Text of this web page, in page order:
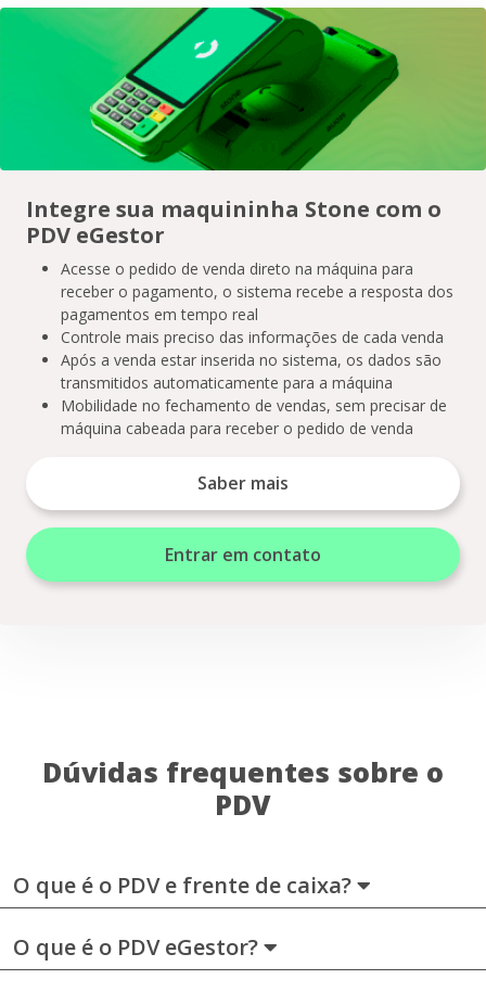
Integre sua maquininha Stone com o
PDV eGestor
Acesse o pedido de venda direto na máquina para
receber o pagamento, o sistema recebe a resposta dos
pagamentos em tempo real
Controle mais preciso das informações de cada venda
Após a venda estar inserida no sistema, os dados são
transmitidos automaticamente para a máquina
Mobilidade no fechamento de vendas, sem precisar de
máquina cabeada para receber o pedido de venda
Saber mais
Entrar em contato
Dúvidas frequentes sobre o
PDV
O que é o PDV e frente de caixa?
O que é o PDV eGestor?